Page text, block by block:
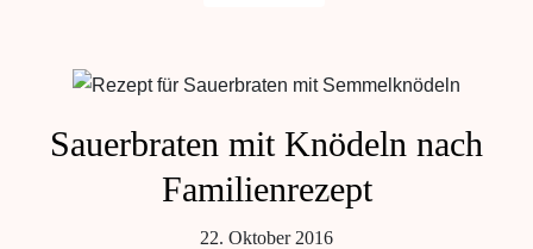
Sauerbraten mit Knödeln nach
Familienrezept
22. Oktober 2016